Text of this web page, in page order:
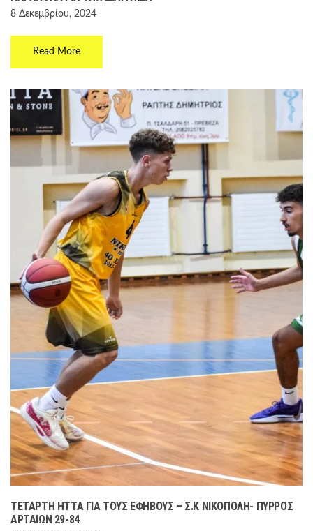
8 Δεκεμβρίου, 2024
Read More
ΤΈΤΑΡΤΗ ΉΤΤΑ ΓΙΑ ΤΟΥΣ ΈΦΗΒΟΥΣ – Σ.Κ ΝΙΚΌΠΟΛΗ- ΠΎΡΡΟΣ
ΑΡΤΑΊΩΝ 29-84